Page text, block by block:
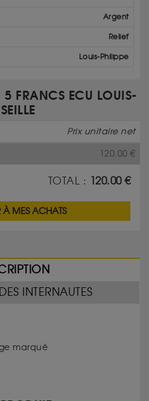
Argent
Relief
Louis-Philippe
5 FRANCS ECU LOUIS-
Prix unitaire net
120.00 €
TOTAL : 120.00€
À MES ACHATS
INTERNAUTES
marqué